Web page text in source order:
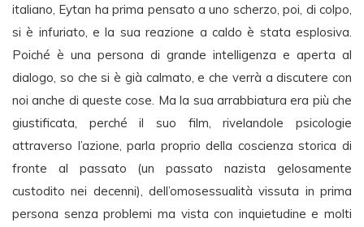
italiano, Eytan ha prima pensato a uno scherzo, poi, di colpo,
si è infuriato, e la sua reazione a caldo è stata esplosiva.
Poiché è una persona di grande intelligenza e aperta al
dialogo, so che si è già calmato, e che verrà a discutere con
noi anche di queste cose. Ma la sua arrabbiatura era più che
giustificata, perché il suo film, rivelandole psicologie
attraverso l’azione, parla proprio della coscienza storica di
fronte al passato (un passato nazista gelosamente
custodito nei decenni), dell’omosessualità vissuta in prima
persona senza problemi ma vista con inquietudine e molti